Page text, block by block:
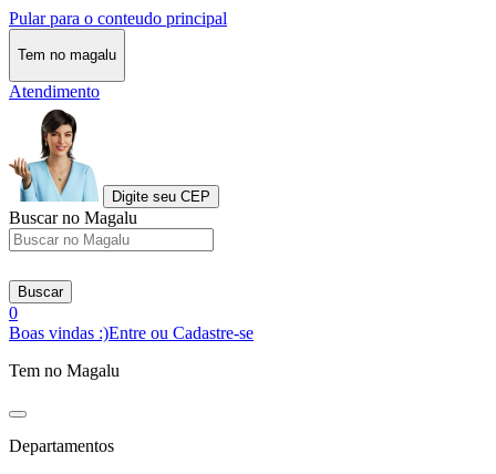
Pular para o conteudo principal
Tem no magalu
Atendimento
Digite seu CEP
Buscar no Magalu
Buscar
0
Boas vindas :)Entre ou Cadastre-se
Tem no Magalu
Departamentos